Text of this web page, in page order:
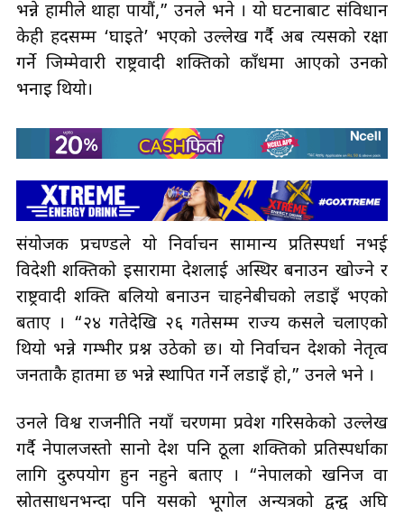
भन्ने हामीले थाहा पायौं,” उनले भने । यो घटनाबाट संविधान
केही हदसम्म ‘घाइते’ भएको उल्लेख गर्दै अब त्यसको रक्षा
गर्ने जिम्मेवारी राष्ट्रवादी शक्तिको काँधमा आएको उनको
भनाइ थियो।
संयोजक प्रचण्डले यो निर्वाचन सामान्य प्रतिस्पर्धा नभई
विदेशी शक्तिको इसारामा देशलाई अस्थिर बनाउन खोज्ने र
राष्ट्रवादी शक्ति बलियो बनाउन चाहनेबीचको लडाइँ भएको
बताए । “२४ गतेदेखि २६ गतेसम्म राज्य कसले चलाएको
थियो भन्ने गम्भीर प्रश्न उठेको छ। यो निर्वाचन देशको नेतृत्व
जनताकै हातमा छ भन्ने स्थापित गर्ने लडाइँ हो,” उनले भने ।
उनले विश्व राजनीति नयाँ चरणमा प्रवेश गरिसकेको उल्लेख
गर्दै नेपालजस्तो सानो देश पनि ठूला शक्तिको प्रतिस्पर्धाका
लागि दुरुपयोग हुन नहुने बताए । “नेपालको खनिज वा
स्रोतसाधनभन्दा पनि यसको भूगोल अन्यत्रको द्वन्द्व अघि